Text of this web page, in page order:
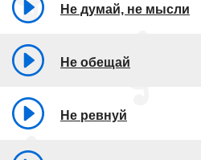
Не думай, не мысли
Не обещай
Не ревнуй